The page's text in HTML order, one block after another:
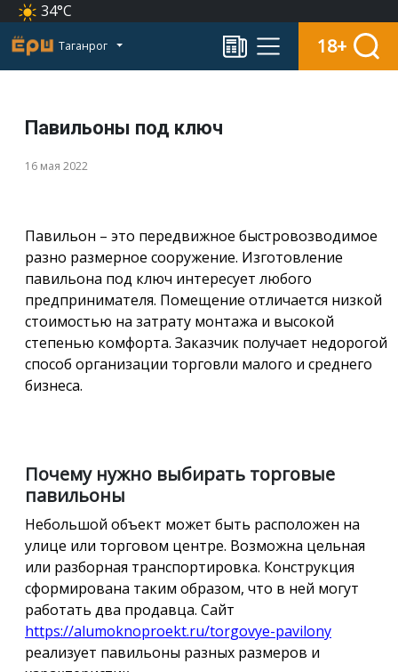
34°C
Таганрог 18+
Павильоны под ключ
16 мая 2022
Павильон – это передвижное быстровозводимое
разно размерное сооружение. Изготовление
павильона под ключ интересует любого
предпринимателя. Помещение отличается низкой
стоимостью на затрату монтажа и высокой
степенью комфорта. Заказчик получает недорогой
способ организации торговли малого и среднего
бизнеса.
Почему нужно выбирать торговые
павильоны
Небольшой объект может быть расположен на
улице или торговом центре. Возможна цельная
или разборная транспортировка. Конструкция
сформирована таким образом, что в ней могут
работать два продавца. Сайт
https://alumoknoproekt.ru/torgovye-pavilony
реализует павильоны разных размеров и